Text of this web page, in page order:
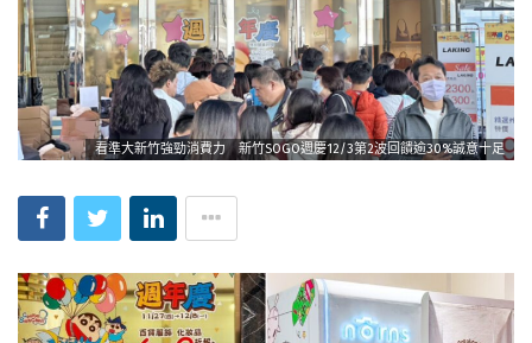
看準大新竹強勁消費力 新竹SOGO週慶12/3第2波回饋逾30%誠意十足